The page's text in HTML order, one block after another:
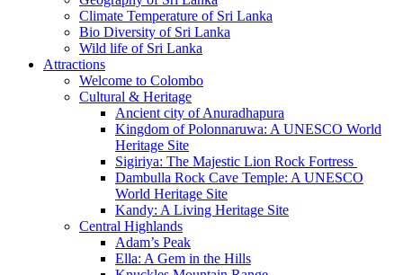
Climate Temperature of Sri Lanka
Bio Diversity of Sri Lanka
Wild life of Sri Lanka
Attractions
Welcome to Colombo
Cultural & Heritage
Ancient city of Anuradhapura
Kingdom of Polonnaruwa: A UNESCO World
Heritage Site
Sigiriya: The Majestic Lion Rock Fortress
Dambulla Rock Cave Temple: A UNESCO
World Heritage Site
Kandy: A Living Heritage Site
Central Highlands
Adam’s Peak
Ella: A Gem in the Hills